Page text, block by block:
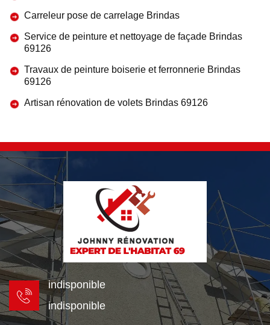
Carreleur pose de carrelage Brindas
Service de peinture et nettoyage de façade Brindas
69126
Travaux de peinture boiserie et ferronnerie Brindas
69126
Artisan rénovation de volets Brindas 69126
indisponible
indisponible